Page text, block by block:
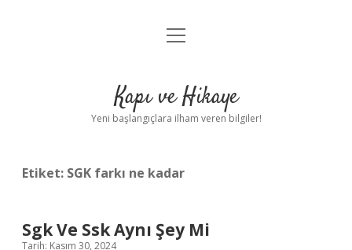
Anasayfa
Yasal Uyarı
menüyü
Kapı ve Hikaye
Yeni başlangıçlara ilham veren bilgiler!
Etiket: SGK farkı ne kadar
Sgk Ve Ssk Aynı Şey Mi
Tarih: Kasım 30, 2024